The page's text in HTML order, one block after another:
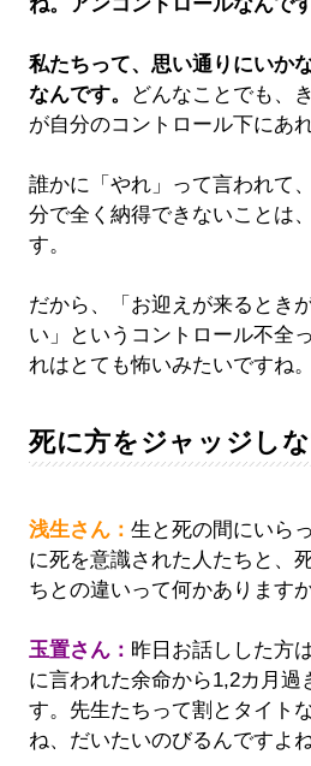
私たちって、思い通りにいか
なんです。
どんなことでも、
が自分のコントロール下にあ
誰かに「やれ」って言われて
分で全く納得できないことは
す。
だから、「お迎えが来るとき
い」というコントロール不
れはとても怖いみたいですね。
死に方をジャッジし
浅生さん： 生と死の間にいら
に死を意識された人たちと、
ちとの違いって何かありますか
玉置さん： 昨日お話しした方
に言われた余命から1,2カ月過
す。先生たちって割とタイト
ね、だいたいのびるんですよね